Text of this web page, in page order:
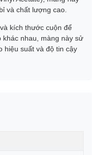
và chất lượng cao.
kích thước cuộn để
khác nhau, màng này sử
hiệu suất và độ tin cậy